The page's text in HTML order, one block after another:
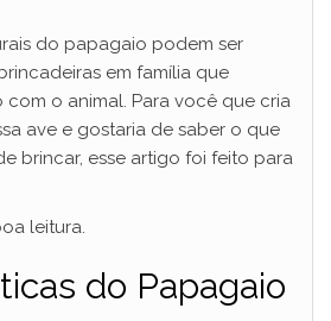
do papagaio podem ser
em família que
com o animal. Para você que cria
ave e gostaria de saber o que
brincar, esse artigo foi feito para
leitura.
do Papagaio